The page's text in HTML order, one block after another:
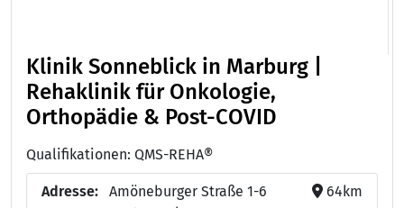
Klinik Sonneblick in Marburg |
Rehaklinik für Onkologie,
Orthopädie & Post-COVID
Qualifikationen: QMS-REHA®
Adresse:
Amöneburger Straße 1-6
64km